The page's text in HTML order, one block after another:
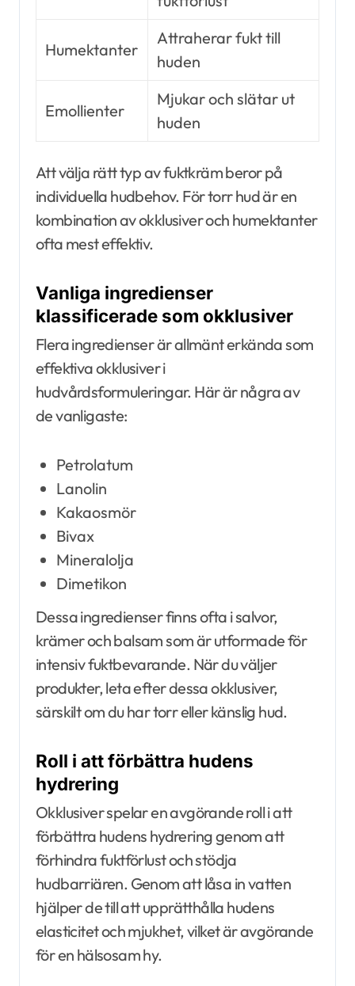
Humektanter
Attraherar fukt till
huden
Emollienter
Mjukar och slätar ut
huden
Att välja rätt typ av fuktkräm beror på
individuella hudbehov. För torr hud är en
kombination av okklusiver och humektanter
ofta mest effektiv.
Vanliga ingredienser
klassificerade som okklusiver
Flera ingredienser är allmänt erkända som
effektiva okklusiver i
hudvårdsformuleringar. Här är några av
de vanligaste:
Petrolatum
Lanolin
Kakaosmör
Bivax
Mineralolja
Dimetikon
Dessa ingredienser finns ofta i salvor,
krämer och balsam som är utformade för
intensiv fuktbevarande. När du väljer
produkter, leta efter dessa okklusiver,
särskilt om du har torr eller känslig hud.
Roll i att förbättra hudens
hydrering
Okklusiver spelar en avgörande roll i att
förbättra hudens hydrering genom att
förhindra fuktförlust och stödja
hudbarriären. Genom att låsa in vatten
hjälper de till att upprätthålla hudens
elasticitet och mjukhet, vilket är avgörande
för en hälsosam hy.